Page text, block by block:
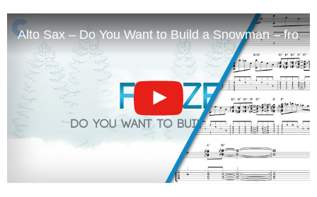
Alto Sax – Do You Want to Build a Snowman –